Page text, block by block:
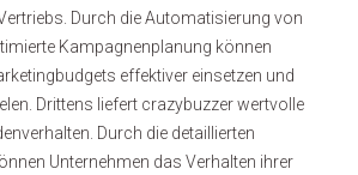
Durch die Automatisierung von
Kampagnenplanung können
effektiver einsetzen und
Drittens liefert crazybuzzer wertvolle
Durch die detaillierten
Unternehmen das Verhalten ihrer